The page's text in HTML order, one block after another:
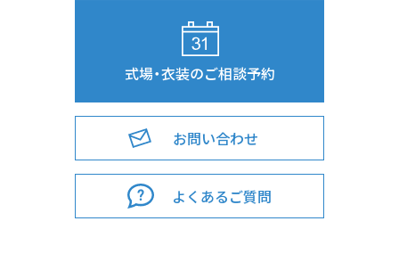
式場・衣装のご相談予約
お問い合わせ
よくあるご質問